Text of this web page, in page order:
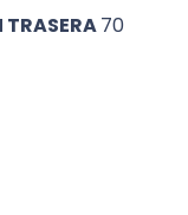
TRASERA70